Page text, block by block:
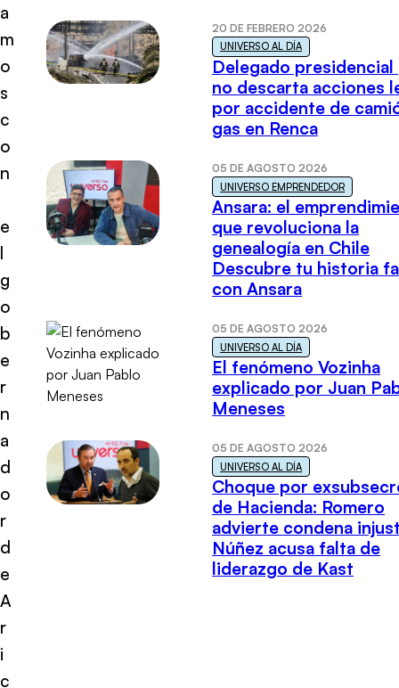
a
m
o
s
c
o
n
e
l
g
o
b
e
r
n
a
d
o
r
d
e
A
r
i
c
20 DE FEBRERO 2026
UNIVERSO AL DÍA
Delegado presidencial
no descarta acciones
por accidente de
gas en Renca
05 DE AGOSTO 2026
UNIVERSO EMPRENDEDOR
Ansara: el
que revoluciona la
genealogía en Chile
Descubre tu historia
con Ansara
05 DE AGOSTO 2026
UNIVERSO AL DÍA
El fenómeno Vozinha
explicado por Juan
Meneses
05 DE AGOSTO 2026
UNIVERSO AL DÍA
Choque por
de Hacienda: Romero
advierte condena
Núñez acusa falta de
liderazgo de Kast